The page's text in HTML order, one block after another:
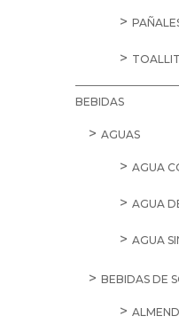
BEBIDAS
AGUAS
AGUA
AGUA
AGUA
BEBIDAS DE